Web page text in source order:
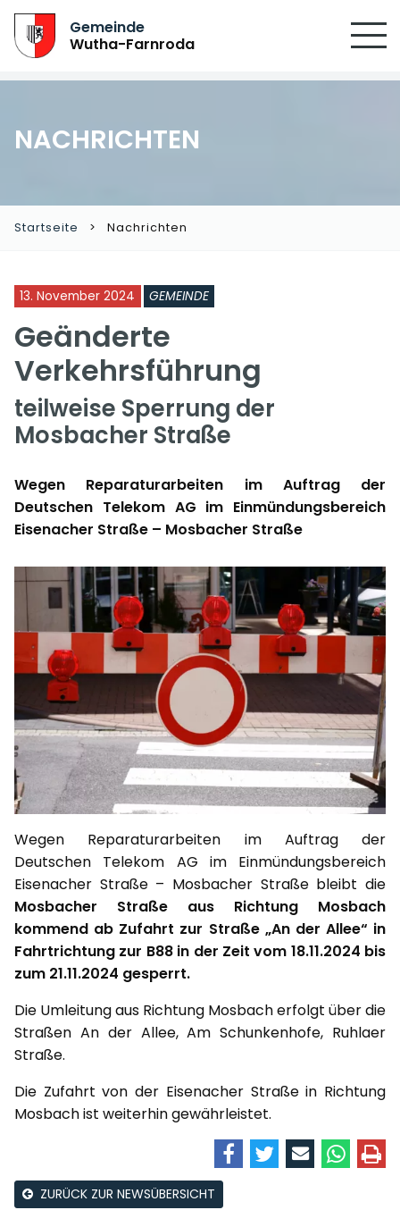
Gemeinde
Wutha-Farnroda
NACHRICHTEN
Startseite Nachrichten
13. November 2024 GEMEINDE
Geänderte
Verkehrsführung
teilweise Sperrung der
Mosbacher Straße
Wegen Reparaturarbeiten im Auftrag der
Deutschen Telekom AG im Einmündungsbereich
Eisenacher Straße – Mosbacher Straße
Wegen Reparaturarbeiten im Auftrag der
Deutschen Telekom AG im Einmündungsbereich
Eisenacher Straße – Mosbacher Straße bleibt die
Mosbacher Straße aus Richtung Mosbach
kommend ab Zufahrt zur Straße „An der Allee“ in
Fahrtrichtung zur B88 in der Zeit vom 18.11.2024 bis
zum 21.11.2024 gesperrt.
Die Umleitung aus Richtung Mosbach erfolgt über die
Straßen An der Allee, Am Schunkenhofe, Ruhlaer
Straße.
Die Zufahrt von der Eisenacher Straße in Richtung
Mosbach ist weiterhin gewährleistet.
ZURÜCK ZUR NEWSÜBERSICHT